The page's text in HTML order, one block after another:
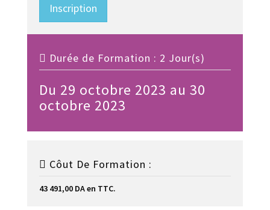
Inscription
Durée de Formation : 2 Jour(s)
Du 29 octobre 2023 au 30
octobre 2023
Côut De Formation :
43 491,00 DA en TTC.